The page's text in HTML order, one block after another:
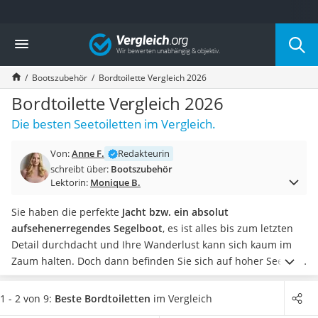
Die beliebtesten Vergleiche nach Kategorie
Auto & Motor
Fahrradträger-Anhängerkupplung (4 Fahrräder)
Fahrradträger
Fahrradträger (Anhängerkupplung)
Fahrradträger 3 Fahrräder
Benzinkanister (20 l)
Fahrradträger E-Bike
Benzinkanister
Wagenheber 3t
AGM-Batterie Wohnmobil
Thule-Fahrradträger
FM-Transmitter
Sommerreifen 205/55 R16
Autobatterie-Ladegerät
Vergleich
Bootszubehör Bordtoilette Vergleich 2026
Bordtoilette Vergleich 2026
Die besten Seetoiletten im Vergleich.
Von:Anne F.
Redakteurin
schreibt über: Bootszubehör
Lektorin: Monique B.
Sie haben die perfekte Jacht bzw. ein absolut
aufsehenerregendes Segelboot, es ist alles bis zum letzten
Detail durchdacht und Ihre Wanderlust kann sich kaum im
Zaum halten. Doch dann befinden Sie sich auf hoher See und
plötzlich müssen Sie mal auf die 17 gehen– die Frage ist nur,
wo? Genau für solche Situationen wurden
1 - 2 von 9: Beste Bordtoiletten im Vergleich